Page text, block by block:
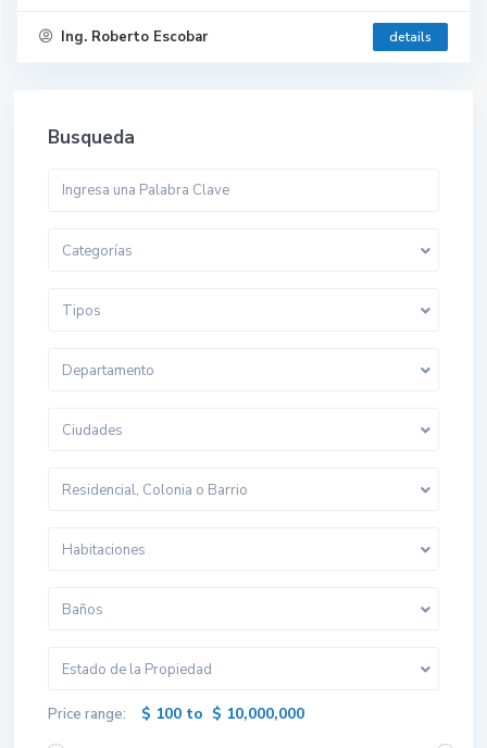
Ing. Roberto Escobar details
Busqueda
Categorías
Tipos
Departamento
Ciudades
Residencial, Colonia o Barrio
Habitaciones
Baños
Estado de la Propiedad
Price range: $ 100 to $ 10,000,000